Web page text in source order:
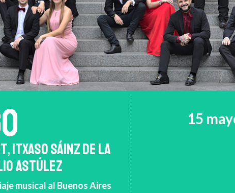
ITXASO SÁINZ DE LA
ASTÚLEZ
musical al Buenos Aires
15